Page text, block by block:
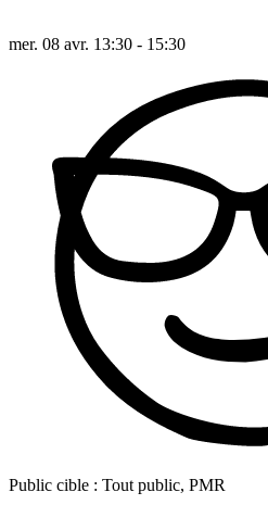
mer. 08 avr. 13:30 - 15:30
Public cible : Tout public, PMR